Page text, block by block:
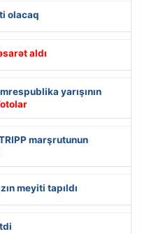
olacaq
aldı
yarışının
marşrutunun
meyiti tapıldı